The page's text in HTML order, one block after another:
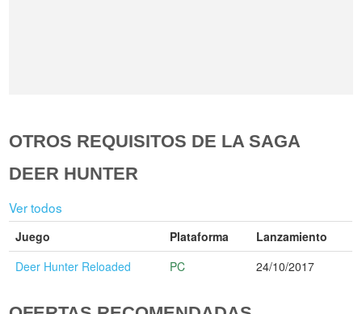
OTROS REQUISITOS DE LA SAGA
DEER HUNTER
Ver todos
Juego Plataforma
Lanzamiento
Deer Hunter Reloaded
PC 24/10/2017